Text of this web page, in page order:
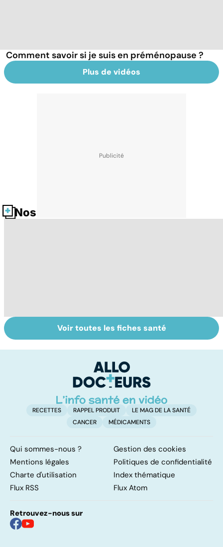
Comment savoir si je suis en préménopause ?
Plus de vidéos
Nos fiches santé
Violences
sexuelles :
Tout savoir sur le
cerveau
Voir toutes les fiches santé
RECETTES RAPPEL PRODUIT
LE MAG DE LA SANTÉ
CANCER
MÉDICAMENTS
Qui sommes-nous ?
Gestion des cookies
Mentions légales
Politiques de confidentialité
Charte d'utilisation
Index thématique
Flux RSS
Flux Atom
Retrouvez-nous sur